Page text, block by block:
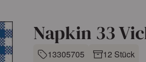
Napkin 33
13305705 12 Stück